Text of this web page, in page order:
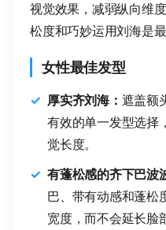
视觉效果，减弱纵向维
松度和巧妙运用刘海是最
女性最佳发型
厚实齐刘海： 遮盖额
有效的单一发型选择
觉长度。
有蓬松感的齐下巴波
巴、带有动感和蓬松
宽度，而不会延长脸